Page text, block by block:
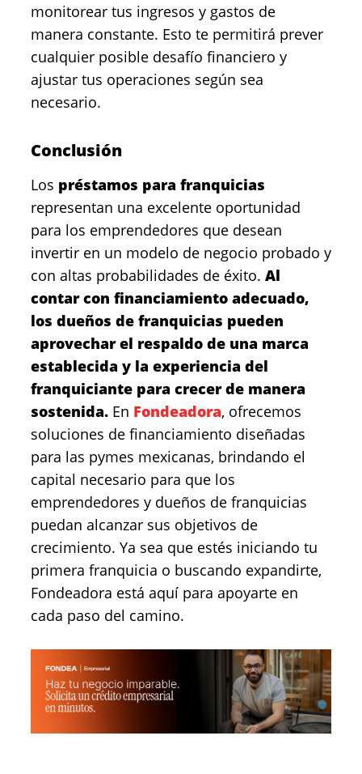
monitorear tus ingresos y gastos de
manera constante. Esto te permitirá prever
cualquier posible desafío financiero y
ajustar tus operaciones según sea
necesario.
Conclusión
Los préstamos para franquicias
representan una excelente oportunidad
para los emprendedores que desean
invertir en un modelo de negocio probado y
con altas probabilidades de éxito. Al
contar con financiamiento adecuado,
los dueños de franquicias pueden
aprovechar el respaldo de una marca
establecida y la experiencia del
franquiciante para crecer de manera
sostenida. En Fondeadora, ofrecemos
soluciones de financiamiento diseñadas
para las pymes mexicanas, brindando el
capital necesario para que los
emprendedores y dueños de franquicias
puedan alcanzar sus objetivos de
crecimiento. Ya sea que estés iniciando tu
primera franquicia o buscando expandirte,
Fondeadora está aquí para apoyarte en
cada paso del camino.